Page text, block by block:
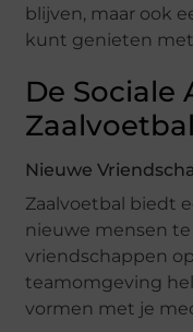
blijven, maar ook
kunt genieten
De Sociale
Zaalvoetbal
Nieuwe
Zaalvoetbal biedt
nieuwe mensen
vriendschappen
teamomgeving
vormen met je